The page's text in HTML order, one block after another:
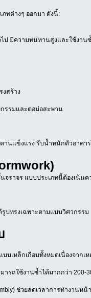
ทต่างๆ ออกมา ดังนี้:
ป มีความทนทานสูงและใช้งาน
งสร้าง
รรมและตอม่อสะพาน
านแข็งแรง รับน้ำหนักตัวอาคา
ราจร แบบประเภทนี้ต้องเน้น
ปทรงเฉพาะตามแบบวิศวกรรม
บเหล็กเกือบทั้งหมดเนื่องจากเ
ถใช้งานซ้ำได้มากกว่า 200-
ช่วยลดเวลาการทำงานหน้